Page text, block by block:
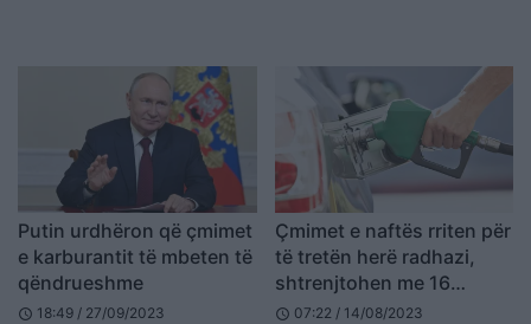
Putin urdhëron që çmimet
e karburantit të mbeten të
qëndrueshme
schedule 18:49 / 27/09/2023
Çmimet e naftës rriten për
të tretën herë radhazi,
shtrenjtohen me 16
lekë/litër brenda një muaji
schedule 07:22 / 14/08/2023